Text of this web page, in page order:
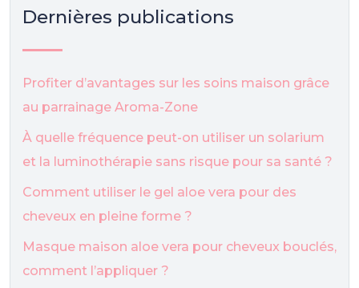
Dernières publications
Profiter d’avantages sur les soins maison grâce
au parrainage Aroma-Zone
À quelle fréquence peut-on utiliser un solarium
et la luminothérapie sans risque pour sa santé ?
Comment utiliser le gel aloe vera pour des
cheveux en pleine forme ?
Masque maison aloe vera pour cheveux bouclés,
comment l’appliquer ?